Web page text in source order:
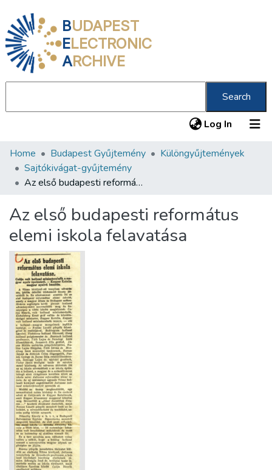
BUDAPEST
ELECTRONIC
ARCHIVE
Search
Log In (current)
Communities & Collections
All of DSpace
About us
Home Budapest Gyűjtemény
Különgyűjtemények
Sajtókivágat-gyűjtemény
Az első budapesti református elemi iskola felavatása
Az első budapesti református
elemi iskola felavatása